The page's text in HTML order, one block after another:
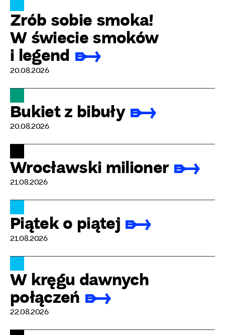
Zrób sobie smoka!
W świecie smoków
i legend
20.08.2026
Bukiet z bibuły
20.08.2026
Wrocławski milioner
21.08.2026
Piątek o piątej
21.08.2026
W kręgu dawnych
połączeń
22.08.2026